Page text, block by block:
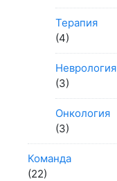
Терапия
(4)
Неврология
(3)
Онкология
(3)
Команда
(22)